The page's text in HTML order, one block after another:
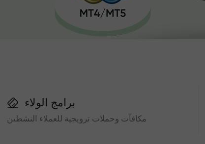
برامج الولاء
مكافآت وحملات ترويجية للعملاء النشطين